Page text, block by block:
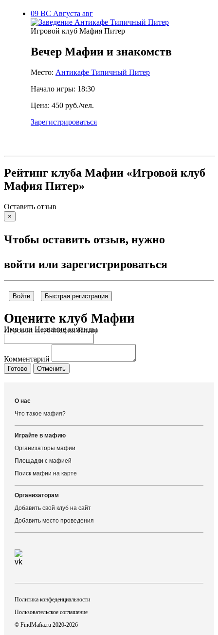
09 ВС Августа авг
Игровой клуб Мафия Питер
Вечер Мафии и знакомств
Место: Антикафе Типичный Питер
Начало игры: 18:30
Цена: 450 руб./чел.
Зарегистрироваться
Рейтинг клуба Мафии «Игровой клуб
Мафия Питер»
Оставить отзыв
×
Чтобы оставить отзыв, нужно
войти или зарегистрироваться
Войти Быстрая регистрация
Оцените клуб Мафии
Игровой клуб Мафия Питер
Имя или Название команды
Комментарий
Готово Отменить
О нас
Что такое мафия?
Играйте в мафию
Организаторы мафии
Площадки с мафией
Поиск мафии на карте
Организаторам
Добавить свой клуб на сайт
Добавить место проведения
Политика конфеденциальности
Пользовательское соглашение
© FindMafia.ru 2020-2026